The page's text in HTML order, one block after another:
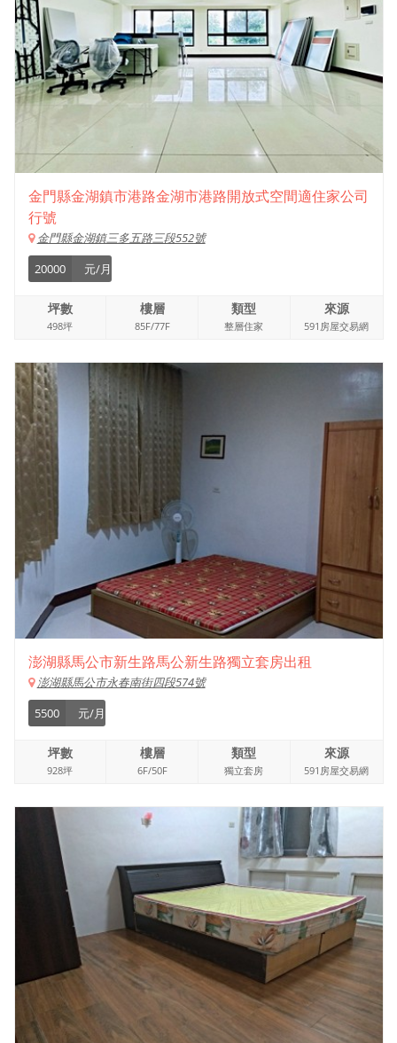
金門縣金湖鎮市港路金湖市港路開放式空間適住家公司
行號
金門縣金湖鎮三多五路三段552號
20000
元/月
坪數
498坪
樓層
85F/77F
類型
整層住家
來源
591房屋交易網
澎湖縣馬公市新生路馬公新生路獨立套房出租
澎湖縣馬公市永春南街四段574號
5500
元/月
坪數
928坪
樓層
6F/50F
類型
獨立套房
來源
591房屋交易網